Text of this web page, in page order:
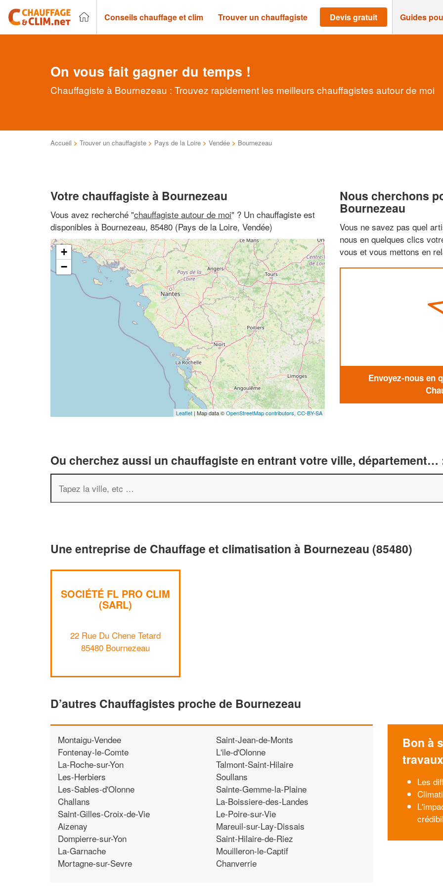
Conseils chauffage et clim Trouver un chauffagiste Devis gratuit Guides
On vous fait gagner du temps !
Chauffagiste à Bournezeau : Trouvez rapidement les meilleurs chauffagistes autour de moi
Accueil > Trouver un chauffagiste > Pays de la Loire > Vendée > Bournezeau
Votre chauffagiste à Bournezeau
Vous avez recherché "chauffagiste autour de moi" ? Un chauffagiste est
disponibles à Bournezeau, 85480 (Pays de la Loire, Vendée)
+
−
Leaflet | Map data ©OpenStreetMap contributors, CC-BY-SA
Nous cherchons
Bournezeau
Vous ne savez pas quel
nous en quelques clics
vous et vous mettons en
Envoyez-nous en
Ou cherchez aussi un chauffagiste en entrant votre ville, département…
Une entreprise de Chauffage et climatisation à Bournezeau (85480)
SOCIÉTÉ FL PRO CLIM
(SARL)
22 Rue Du Chene Tetard
85480 Bournezeau
D’autres Chauffagistes proche de Bournezeau
Montaigu-Vendee
Fontenay-le-Comte
La-Roche-sur-Yon
Les-Herbiers
Les-Sables-d'Olonne
Challans
Saint-Gilles-Croix-de-Vie
Aizenay
Dompierre-sur-Yon
La-Garnache
Mortagne-sur-Sevre
Saint-Jean-de-Monts
L'ile-d'Olonne
Talmont-Saint-Hilaire
Soullans
Sainte-Gemme-la-Plaine
La-Boissiere-des-Landes
Le-Poire-sur-Vie
Mareuil-sur-Lay-Dissais
Saint-Hilaire-de-Riez
Mouilleron-le-Captif
Chanverrie
Bon à
travaux
Les